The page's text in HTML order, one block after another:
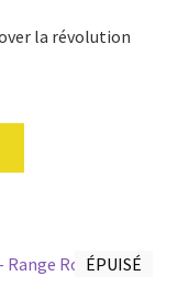
la révolution
ÉPUISÉ